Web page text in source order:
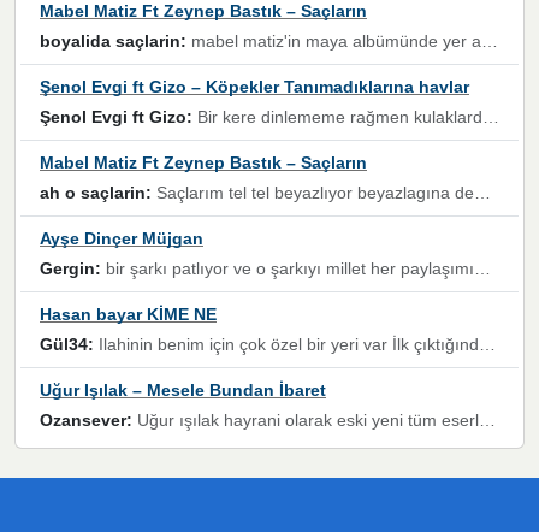
Mabel Matiz Ft Zeynep Bastık – Saçların
boyalida saçlarin: mabel matiz'in maya albümünde yer alan güzellerden. parça da şarkı hani! müzikal altyapısına vurulduğum, sözlerinde kaybolduğum bir parça olmuş.
Şenol Evgi ft Gizo – Köpekler Tanımadıklarına havlar
Şenol Evgi ft Gizo: Bir kere dinlememe rağmen kulaklardan gitmiyor sen sen sen sen kurban ol sen sen sen sen hayran ol yükses ses müzik dinleme sebebisiniz canlar bomba gibi patladınız maşallah
Mabel Matiz Ft Zeynep Bastık – Saçların
ah o saçlarin: Saçlarım tel tel beyazlıyor beyazlagına degil yanımda sen yoksun ona üzülüyorum günler bir bir geçiyor geçen günlere değil sensiz geçen günlere darılıyorum,Dinledikce asla kavusamayacagim ama asla unutamicagim sevdiğim adam için yanar içim
Ayşe Dinçer Müjgan
Gergin: bir şarkı patlıyor ve o şarkıyı millet her paylaşımın altına koyuyor ve öyle bir durum hal alıyor ki şarkıyı dinlemeden şarkıdan bikıyorsun Ama bu enteresan bir şekilde dillere dolanıyor millet olarak seviyoruz dertlerle boğuşurken bir yandan da göbek atmayi))) diyeceklerim bu kadar güzel hoş bir sayfa emeğinize sağlık arkadaşlar kolay gelsin
Hasan bayar KİME NE
Gül34: Ilahinin benim için çok özel bir yeri var İlk çıktığında komşum ne kadar yüksek sesle dinliyorsa orada duymuştum ve YouTube'dan aratıp Bu ilahiyi bulmuştum ve sonra müdavimi oldum günlük Ben de 3-5 kere dinleyip ezberleyip artık ilahiye bende eşlik ediyorum yüksek sesle Allah razı olsun hizmet nimettir Rabbim sizin zahmetlerinize de hayırlı nimetler versin Selam ve dua ile Allah'a emanet olun
Uğur Işılak – Mesele Bundan İbaret
Ozansever: Uğur ışılak hayrani olarak eski yeni tüm eserlerini keyifle huzurla dinleyenlerden birisiyim, emeğine saygı duyan gönül veren bunu en güzel şekilde sevenlerine ulaştıran siz değerli sayfa yöneticilerine de teşekkür ederim